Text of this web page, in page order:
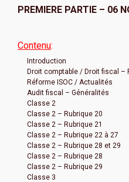
PREMIERE PARTIE – 06
Contenu:
Introduction
Droit comptable / Droit fiscal –
Réforme ISOC / Actualités
Audit fiscal – Généralités
Classe 2
Classe 2 – Rubrique 20
Classe 2 – Rubrique 21
Classe 2 – Rubrique 22 à 27
Classe 2 – Rubrique 28 et 29
Classe 2 – Rubrique 28
Classe 2 – Rubrique 29
Classe 3